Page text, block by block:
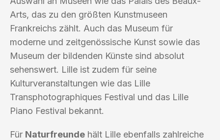
Arts, das zu den größten Kunstmuseen
Frankreichs zählt. Auch das Museum für
moderne und zeitgenössische Kunst sowie das
Museum der bildenden Künste sind absolut
sehenswert. Lille ist zudem für seine
Kulturveranstaltungen wie das Lille
Transphotographiques Festival und das Lille
Piano Festival bekannt.
Für Naturfreunde hält Lille ebenfalls zahlreiche